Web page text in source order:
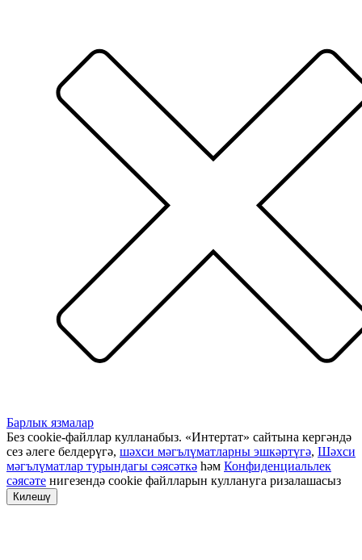
Барлык язмалар
Без cookie-файллар кулланабыз. «Интертат» сайтына кергәндә
сез әлеге белдерүгә, шәхси мәгълүматларны эшкәртүгә, Шәхси
мәгълүматлар турындагы сәясәткә һәм Конфиденциальлек
сәясәте нигезендә cookie файлларын куллануга ризалашасыз
Килешү